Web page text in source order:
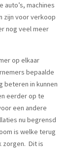
machines
zijn voor verkoop
nog veel meer
op elkaar
bepaalde
beteren in kunnen
eerder op te
een andere
nu begrensd
is welke terug
zorgen. Dit is